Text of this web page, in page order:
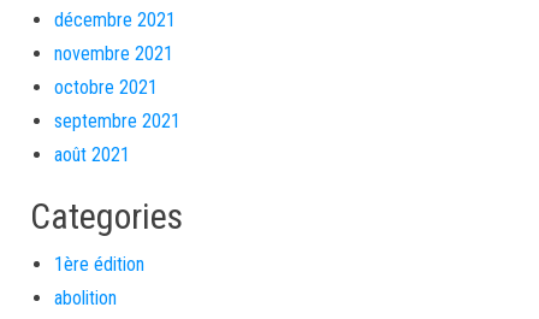
décembre 2021
novembre 2021
octobre 2021
septembre 2021
août 2021
Categories
1ère édition
abolition